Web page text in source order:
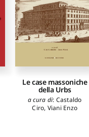
Le case massoniche
della Urbs
a cura di: Castaldo
Ciro, Viani Enzo